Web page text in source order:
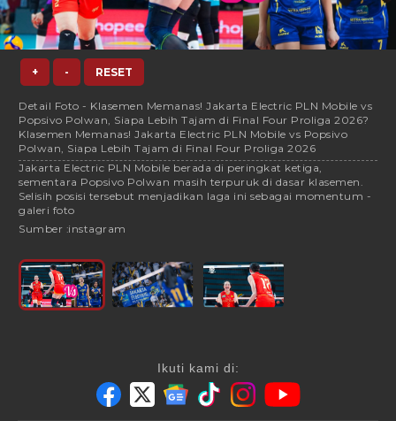
+ - RESET
Detail Foto - Klasemen Memanas! Jakarta Electric PLN Mobile vs
Popsivo Polwan, Siapa Lebih Tajam di Final Four Proliga 2026?
Klasemen Memanas! Jakarta Electric PLN Mobile vs Popsivo
Polwan, Siapa Lebih Tajam di Final Four Proliga 2026
Jakarta Electric PLN Mobile berada di peringkat ketiga,
sementara Popsivo Polwan masih terpuruk di dasar klasemen.
Selisih posisi tersebut menjadikan laga ini sebagai momentum -
galeri foto
Sumber :instagram
Ikuti kami di: